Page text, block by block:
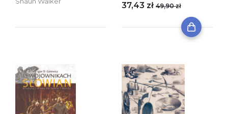
37,43 zł 49,90 zł